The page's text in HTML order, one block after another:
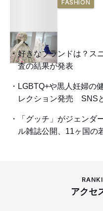
FASHION
好きなブランドは？ス
査の結果が発表
LGBTQ+や黒人妊婦の
レクション発売 SNS
「グッチ」がジェンダ
ル雑誌公開、11ヶ国の
アクセ